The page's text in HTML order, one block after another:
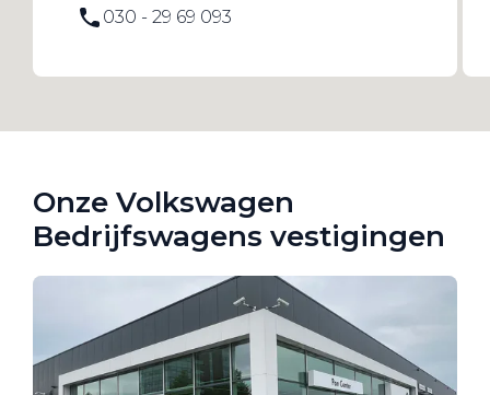
030 - 29 69 093
Onze Volkswagen
Bedrijfswagens vestigingen